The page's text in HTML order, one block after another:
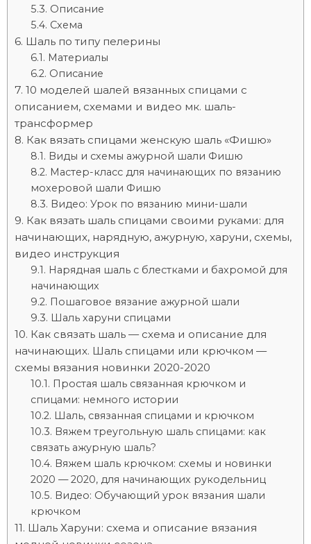
Описание
Схема
Шаль по типу пелерины
Материалы
Описание
10 моделей шалей вязанных спицами с
описанием, схемами и видео мк. шаль-
трансформер
Как вязать спицами женскую шаль «Фишю»
Виды и схемы ажурной шали Фишю
Мастер-класс для начинающих по вязанию
мохеровой шали Фишю
Видео: Урок по вязанию мини-шали
Как вязать шаль спицами своими руками: для
начинающих, нарядную, ажурную, харуни, схемы,
видео инструкция
Нарядная шаль с блестками и бахромой для
начинающих
Пошаговое вязание ажурной шали
Шаль харуни спицами
Как связать шаль — схема и описание для
начинающих. Шаль спицами или крючком —
схемы вязания новинки 2020-2020
Простая шаль связанная крючком и
спицами: немного истории
Шаль, связанная спицами и крючком
Вяжем треугольную шаль спицами: как
связать ажурную шаль?
Вяжем шаль крючком: схемы и новинки
2020 — 2020, для начинающих рукодельниц
Видео: Обучающий урок вязания шали
крючком
Шаль Харуни: схема и описание вязания